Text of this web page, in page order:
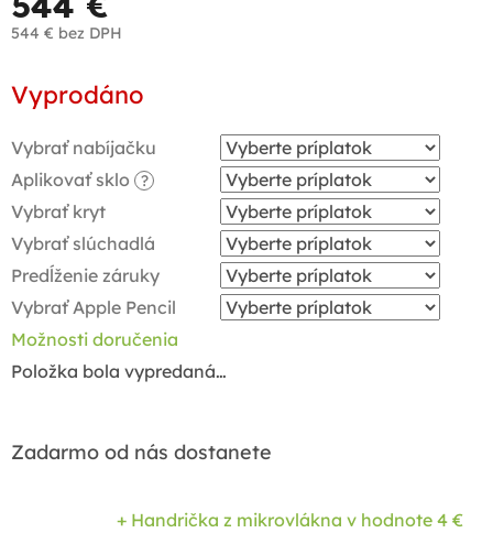
544 € bez DPH
cena:
Vyprodáno
Vybrať nabíjačku
Aplikovať sklo
?
Vybrať kryt
Vybrať slúchadlá
Predĺženie záruky
Vybrať Apple Pencil
Možnosti doručenia
Položka bola vypredaná…
Zadarmo od nás dostanete
+ Handrička z mikrovlákna v hodnote 4 €